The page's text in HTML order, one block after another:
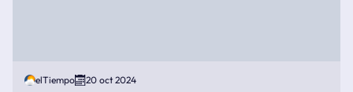
elTiempo 20 oct 2024